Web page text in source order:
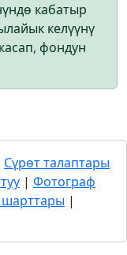
кабатыр
келүүнү
фондун
Сүрөт талаптары
| Фотограф
шарттары |